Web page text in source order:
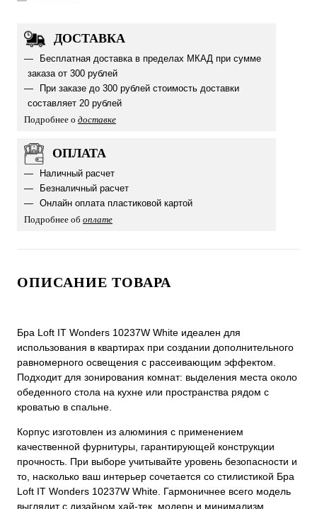
ДОСТАВКА
Бесплатная доставка в пределах МКАД при сумме
заказа от 300 рублей
При заказе до 300 рублей стоимость доставки
составляет 20 рублей
Подробнее о доставке
ОПЛАТА
Наличный расчет
Безналичный расчет
Онлайн оплата пластиковой картой
Подробнее об оплате
ОПИСАНИЕ ТОВАРА
Бра Loft IT Wonders 10237W White идеален для
использования в квартирах при создании дополнительного
равномерного освещения с рассеивающим эффектом.
Подходит для зонирования комнат: выделения места около
обеденного стола на кухне или пространства рядом с
кроватью в спальне.
Корпус изготовлен из алюминия с применением
качественной фурнитуры, гарантирующей конструкции
прочность. При выборе учитывайте уровень безопасности и
то, насколько ваш интерьер сочетается со стилистикой Бра
Loft IT Wonders 10237W White. Гармоничнее всего модель
выглядит с дизайном хай-тек, модерн и минимализм.